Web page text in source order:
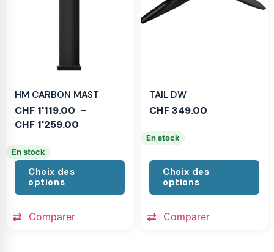
HM CARBON MAST
CHF 1'119.00 –
CHF 1'259.00
En stock
Choix des
options
Comparer
TAIL DW
CHF349.00
En stock
Choix des
options
Comparer